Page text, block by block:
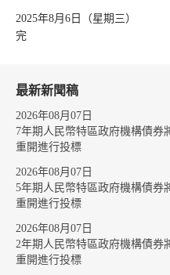
2025年8月6日（星期三）
完
最新新聞稿
2026年08月07日
7年期人民幣特區政府機構債券
重開進行投標
2026年08月07日
5年期人民幣特區政府機構債券
重開進行投標
2026年08月07日
2年期人民幣特區政府機構債券
重開進行投標